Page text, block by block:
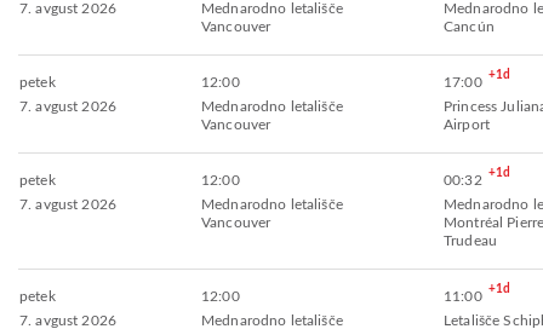
7. avgust 2026
Mednarodno letališče
Vancouver
Mednarodno
Cancún
petek
7. avgust 2026
12:00
Mednarodno letališče
Vancouver
17:00 +1d
Princess
Airport
petek
7. avgust 2026
12:00
Mednarodno letališče
Vancouver
00:32 +1d
Mednarodno
Montréal
Trudeau
petek
7. avgust 2026
12:00
Mednarodno letališče
11:00 +1d
Letališče